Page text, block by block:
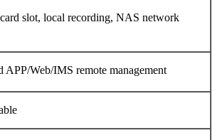
slot, local recording, NAS network
APP/Web/IMS remote management